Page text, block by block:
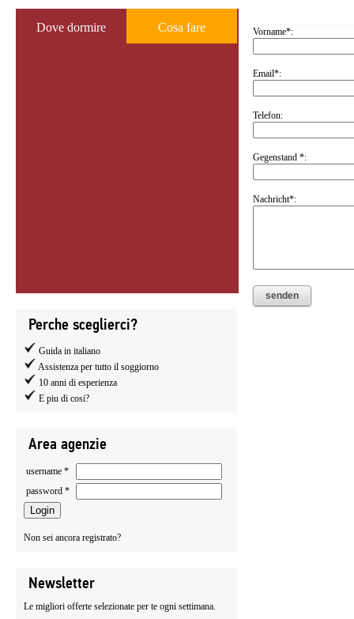
Dove dormire Cosa fare
Perche sceglierci?
Guida in italiano
Assistenza per tutto il soggiorno
10 anni di esperienza
E piu di cosi?
Area agenzie
username *
password *
Non sei ancora registrato?
Newsletter
Le migliori offerte selezionate per te ogni settimana.
Vorname*:
Email*:
Telefon:
Gegenstand *:
Nachricht*: